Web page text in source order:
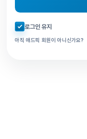
자동로그인 체크
로그인 유지
아직 애드픽 회원이 아니신가요?